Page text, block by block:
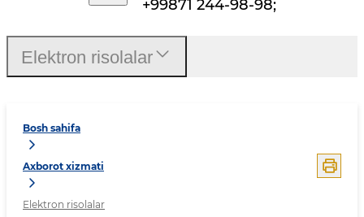
+99871 244-98-98;
Bosh sahifa
Axborot xizmati
Elektron risolalar
Elektron risolalar